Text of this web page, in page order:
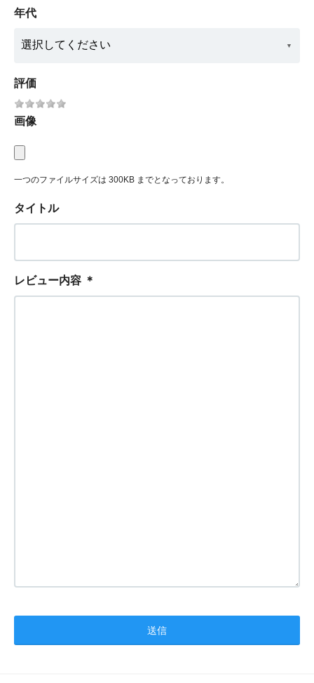
年代
評価
画像
一つのファイルサイズは 300KB までとなっております。
タイトル
レビュー内容 ＊